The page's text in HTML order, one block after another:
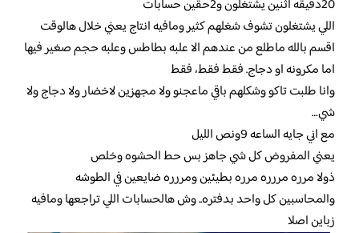
20دقيقه اثنين يشتغلون و2حقين حسابات
اللي يشتغلون تشوف شغلهم كثير ومافيه انتاج يعني خلال هالوقت
اقسم بالله ماطلع من عندهم الا علبه بطاطس وعلبه حجم صغير فيها
اما مكرونه او دجاج. فقط فقط، فقط
وانا طلبت تاكو وشكلهم باقي ماعجنو ولا مجهزين لاخضار ولا دجاج ولا
شي…
مع اني جايه الساعه 9ونص الليل
يعني المفروض كل شي جاهز بس حط الحشوه وخلص
ذولا مرره مررره مرره بطيئين ومررره ضايعين في الطوشه
والمحاسبين كل واحد بدفتره.. وش هالحسابات اللي تراجعها ومافيه
زباين اصلا